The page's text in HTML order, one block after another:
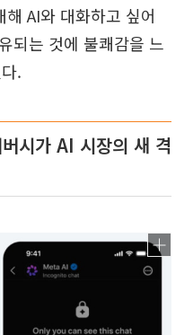
AI와 대화하고 싶어
되는 것에 불쾌감을 느
.
시가 AI 시장의 새 격